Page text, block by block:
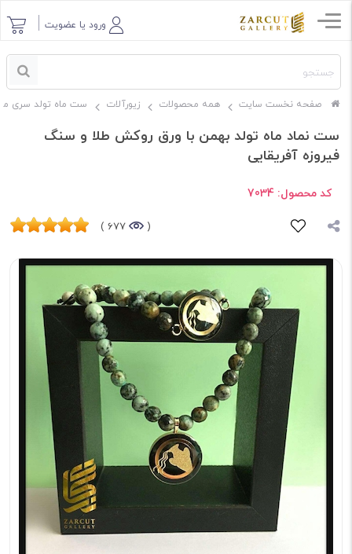
ورود یا عضویت
صفحه نخست سایت همه محصولات زیورآلات ست ماه تولد سری
ست نماد ماه تولد بهمن با ورق روکش طلا و سنگ
فیروزه آفریقایی
کد محصول: 7034
(
677 )